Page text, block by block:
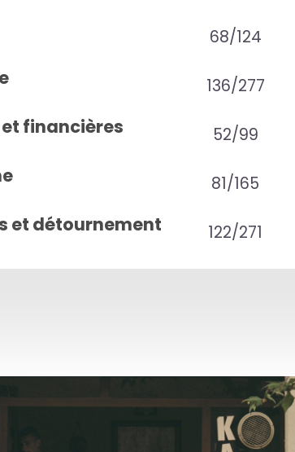
68/124
136/277
financières 52/99
81/165
et détournement
122/271